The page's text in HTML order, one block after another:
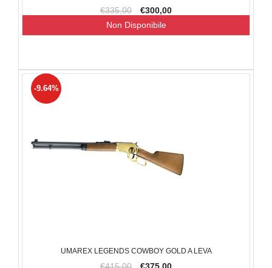
€335,00 €300,00
Non Disponibile
UMAREX LEGENDS COWBOY GOLD A LEVA
-9.64%